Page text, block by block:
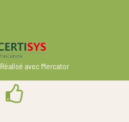
Réalisé avec Mercator